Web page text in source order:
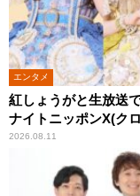
エンタメ
紅しょうがと生放送
ナイトニッポンX(クロ
2026.08.11